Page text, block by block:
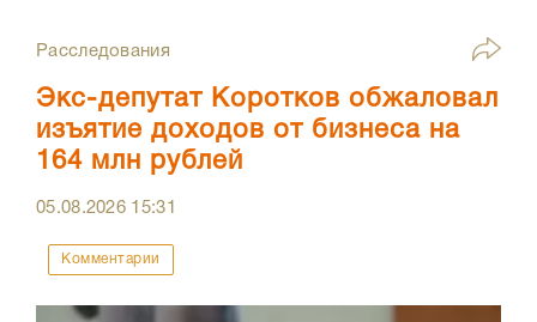
Расследования
Экс-депутат Коротков обжаловал
изъятие доходов от бизнеса на
164 млн рублей
05.08.2026 15:31
Комментарии